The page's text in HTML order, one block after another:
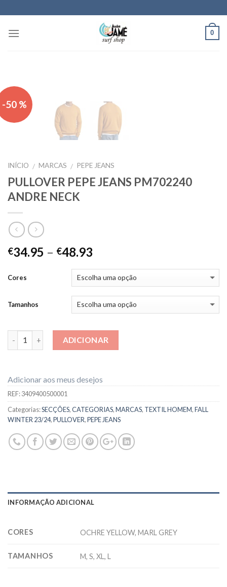
to
content
0
-50 %
INÍCIO / MARCAS / PEPE JEANS
PULLOVER PEPE JEANS PM702240
ANDRE NECK
€34.95 – €48.93
Cores
Tamanhos
Quantidade ADICIONAR
Adicionar aos meus desejos
REF:3409400500001
Categorias:SECÇÕES,CATEGORIAS,MARCAS, TEXTIL HOMEM,FALL
WINTER 23/24,PULLOVER,PEPE JEANS
INFORMAÇÃO ADICIONAL
CORES OCHRE YELLOW, MARL GREY
TAMANHOS M, S, XL, L